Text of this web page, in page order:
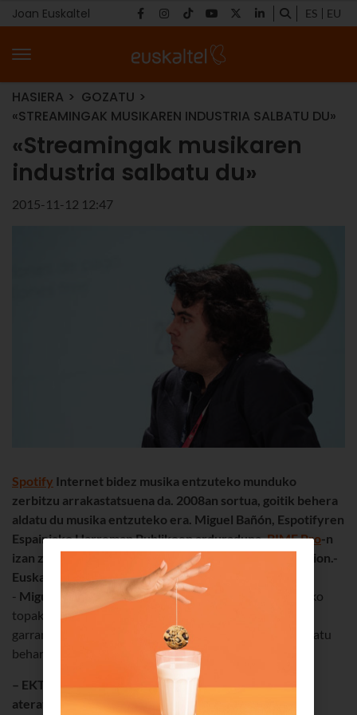
Joan Euskaltel ES EU
HASIERA
GOZATU
«STREAMINGAK MUSIKAREN INDUSTRIA SALBATU DU»
«Streamingak musikaren
industria salbatu du»
2015-11-12 12:47
Spotify Internet bidez musika entzuteko munduko
zerbitzu arrakastatsuena da. 2008an sortua, goitik behera
aldatu du musika entzuteko era. Miguel Bañón, Espotifyren
Espainiako Harreman Publikoen arduraduna,BIME Pro-n
izan zen, eta minutu batzuk «lapurtu» ahal izan genizkion.-
Euskaltel bloga: Zer da BIME zuretzat?
- Miguel Bañón:
Musikaren industriaren erreferentziazko
topaketa bihurtu da BIME estatu mailan, eta gero eta
garrantzitsuagoa da nazioartean. Egutegian gorriz markatu
beharreko eguna da, zalantzarik gabe.
– EKT bloga:
Musikaren industria garai ilun batetik
ateratzen ari da. Zein izan da horretarako giltza?